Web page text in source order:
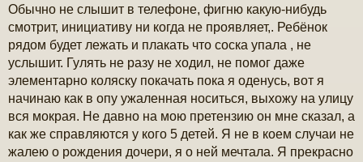
Обычно не слышит в телефоне, фигню какую-нибудь
смотрит, инициативу ни когда не проявляет,. Ребёнок
рядом будет лежать и плакать что соска упала , не
услышит. Гулять не разу не ходил, не помог даже
элементарно коляску покачать пока я оденусь, вот я
начинаю как в опу ужаленная носиться, выхожу на улицу
вся мокрая. Не давно на мою претензию он мне сказал, а
как же справляются у кого 5 детей. Я не в коем случаи не
жалею о рождения дочери, я о ней мечтала. Я прекрасно